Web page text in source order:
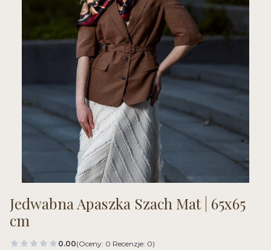
Jedwabna Apaszka Szach Mat | 65x65
cm
0.00(Oceny: 0 Recenzje: 0)